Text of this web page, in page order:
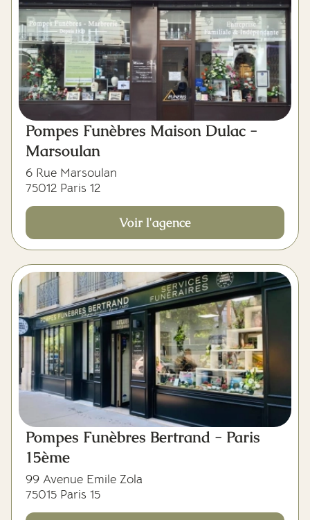
Pompes Funèbres Maison Dulac -
Marsoulan
6 Rue Marsoulan
75012 Paris 12
Voir l'agence
Pompes Funèbres Bertrand - Paris
15ème
99 Avenue Emile Zola
75015 Paris 15